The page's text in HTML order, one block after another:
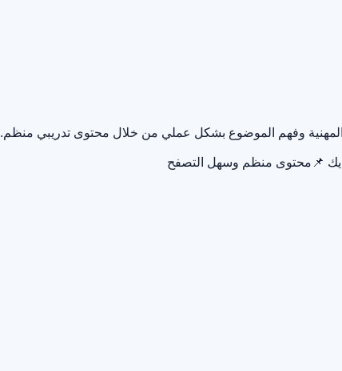
المهنية وفهم الموضوع بشكل عملي من خلال محتوى تدريبي منظم.
📌 محتوى منظم وسهل التصفح